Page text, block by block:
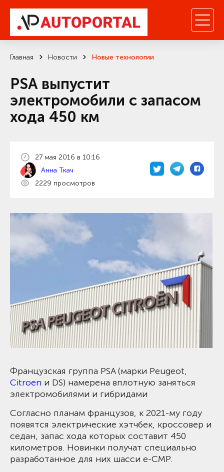
Главная Новости Новые технологии
PSA выпустит
электромобили с запасом
хода 450 км
27 мая 2016 в 10:16
Анна Ткач
2229 просмотров
Французская группа PSA (марки Peugeot,
Citroen и DS) намерена вплотную заняться
электромобилями и гибридами
Согласно планам французов, к 2021-му году
появятся электрические хэтчбек, кроссовер и
седан, запас хода которых составит 450
километров. Новинки получат специально
разработанное для них шасси e-CMP.